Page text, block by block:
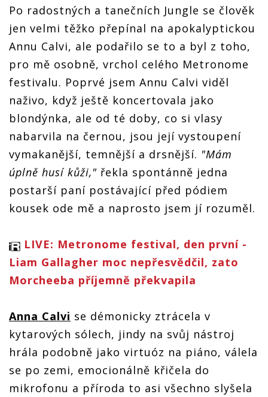
Po radostných a tanečních Jungle se člověk
jen velmi těžko přepínal na apokalyptickou
Annu Calvi, ale podařilo se to a byl z toho,
pro mě osobně, vrchol celého Metronome
festivalu. Poprvé jsem Annu Calvi viděl
naživo, když ještě koncertovala jako
blondýnka, ale od té doby, co si vlasy
nabarvila na černou, jsou její vystoupení
vymakanější, temnější a drsnější. "Mám
úplně husí kůži," řekla spontánně jedna
postarší paní postávající před pódiem
kousek ode mě a naprosto jsem jí rozuměl.
LIVE: Metronome festival, den první -
Liam Gallagher moc nepřesvědčil, zato
Morcheeba příjemně překvapila
Anna Calvi se démonicky ztrácela v
kytarových sólech, jindy na svůj nástroj
hrála podobně jako virtuóz na piáno, válela
se po zemi, emocionálně křičela do
mikrofonu a příroda to asi všechno slyšela